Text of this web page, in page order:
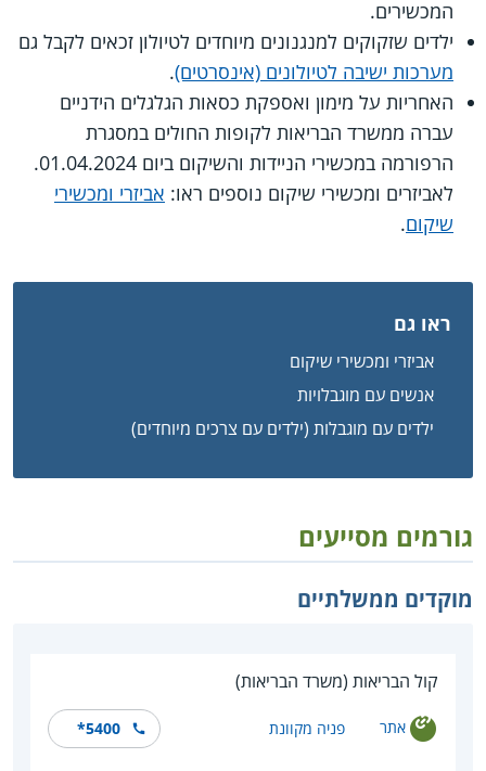
המכשירים.
ילדים שזקוקים למנגנונים מיוחדים לטיולון זכאים לקבל גם
מערכות ישיבה לטיולונים (אינסרטים).
האחריות על מימון ואספקת כסאות הגלגלים הידניים
עברה ממשרד הבריאות לקופות החולים במסגרת
הרפורמה במכשירי הניידות והשיקום ביום 01.04.2024.
לאביזרים ומכשירי שיקום נוספים ראו: אביזרי ומכשירי
שיקום.
ראו גם
אביזרי ומכשירי שיקום
אנשים עם מוגבלויות
ילדים עם מוגבלות (ילדים עם צרכים מיוחדים)
גורמים מסייעים
מוקדים ממשלתיים
קול הבריאות (משרד הבריאות)
אתר פניה מקוונת *5400